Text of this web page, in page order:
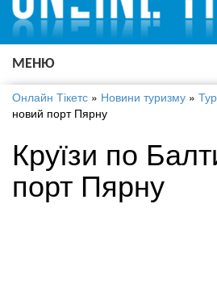
МЕНЮ
Онлайн Тікетс » Новини туризму »
новий порт Пярну
Круїзи по
порт Пярну